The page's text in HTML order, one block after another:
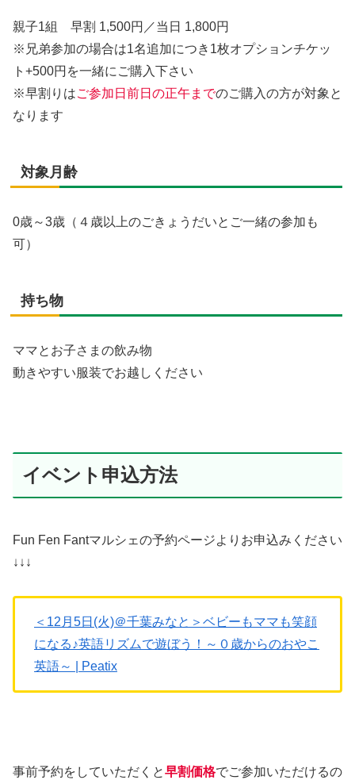
親子1組 早割 1,500円／当日 1,800円
※兄弟参加の場合は1名追加につき1枚オプションチケッ
ト+500円を一緒にご購入下さい
※早割りはご参加日前日の正午までのご購入の方が対象と
なります
対象月齢
0歳～3歳（４歳以上のごきょうだいとご一緒の参加も
可）
持ち物
ママとお子さまの飲み物
動きやすい服装でお越しください
イベント申込方法
Fun Fen Fantマルシェの予約ページよりお申込みください
↓↓↓
＜12月5日(火)＠千葉みなと＞ベビーもママも笑顔
になる♪英語リズムで遊ぼう！～０歳からのおやこ
英語～ | Peatix
事前予約をしていただくと早割価格でご参加いただけるの